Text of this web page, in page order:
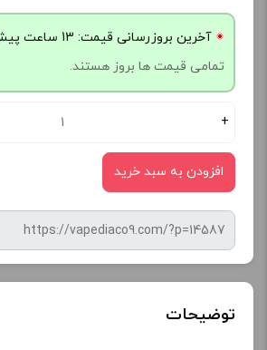
آخرین بروزرسانی قیمت: 13 ساعت پیش
تمامی قیمت ها بروز هستند.
+
افزودن به سبد خرید
توضیحات